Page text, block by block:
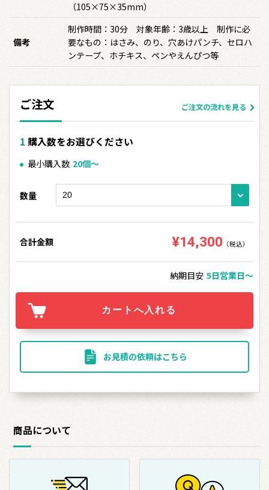
（105×75×35mm）
備考
制作時間：30分 対象年齢：3歳以上 制作に必
要なもの：はさみ、のり、穴あけパンチ、セロハ
ンテープ、ホチキス、ペンやえんぴつ等
ご注文 ご注文の流れを見る
購入数をお選びください
最小購入数 20個〜
数量
合計金額 ¥14,300 （税込）
納期目安 5日営業日〜
お見積の依頼はこちら
商品について